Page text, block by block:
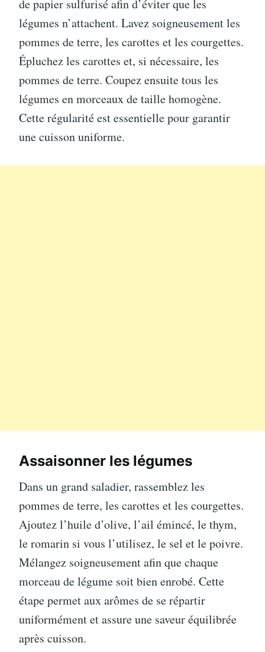
de papier sulfurisé afin d’éviter que les
légumes n’attachent. Lavez soigneusement les
pommes de terre, les carottes et les courgettes.
Épluchez les carottes et, si nécessaire, les
pommes de terre. Coupez ensuite tous les
légumes en morceaux de taille homogène.
Cette régularité est essentielle pour garantir
une cuisson uniforme.
Assaisonner les légumes
Dans un grand saladier, rassemblez les
pommes de terre, les carottes et les courgettes.
Ajoutez l’huile d’olive, l’ail émincé, le thym,
le romarin si vous l’utilisez, le sel et le poivre.
Mélangez soigneusement afin que chaque
morceau de légume soit bien enrobé. Cette
étape permet aux arômes de se répartir
uniformément et assure une saveur équilibrée
après cuisson.